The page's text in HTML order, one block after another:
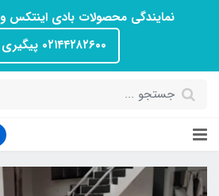
نمایندگی محصولات بادی اینتکس
۰۲۱۴۴۲۸۲۶۰۰ پیگیری سفارش